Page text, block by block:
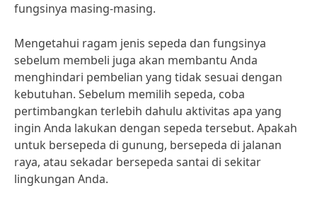
fungsinya masing-masing.
Mengetahui ragam jenis sepeda dan fungsinya
sebelum membeli juga akan membantu Anda
menghindari pembelian yang tidak sesuai dengan
kebutuhan. Sebelum memilih sepeda, coba
pertimbangkan terlebih dahulu aktivitas apa yang
ingin Anda lakukan dengan sepeda tersebut. Apakah
untuk bersepeda di gunung, bersepeda di jalanan
raya, atau sekadar bersepeda santai di sekitar
lingkungan Anda.